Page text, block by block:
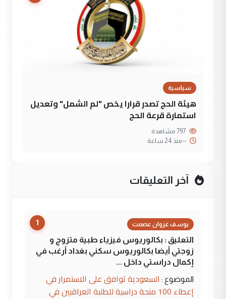
سياسية
هيئة الحج تصدر قرارا يخص "لم الشمل" وتعديل
استمارة قرعة الحج
--منذ 24 ساعة
آخر التعليقات
1 يوسف غزوان عصمت
التعليق : بكالوريوس فيزياء طبية متزوج و
زوجتي أيضا بكالوريوس سكني بغداد أرغب في
إكمال دراستي داخل ...
الموضوع : السعودية توافق على الاستمرار في
إعطاء 100 منحة دراسية للطلبة العراقيين في